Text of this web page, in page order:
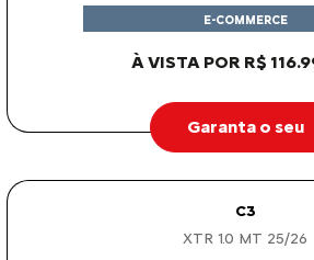
À VISTA POR R$
E-COMMERCE
Garanta o seu
C3
XTR 1.0 MT 25/26